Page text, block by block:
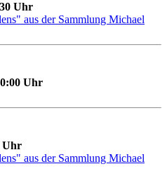
Uhr
aus der Sammlung Michael
Uhr
Uhr
aus der Sammlung Michael